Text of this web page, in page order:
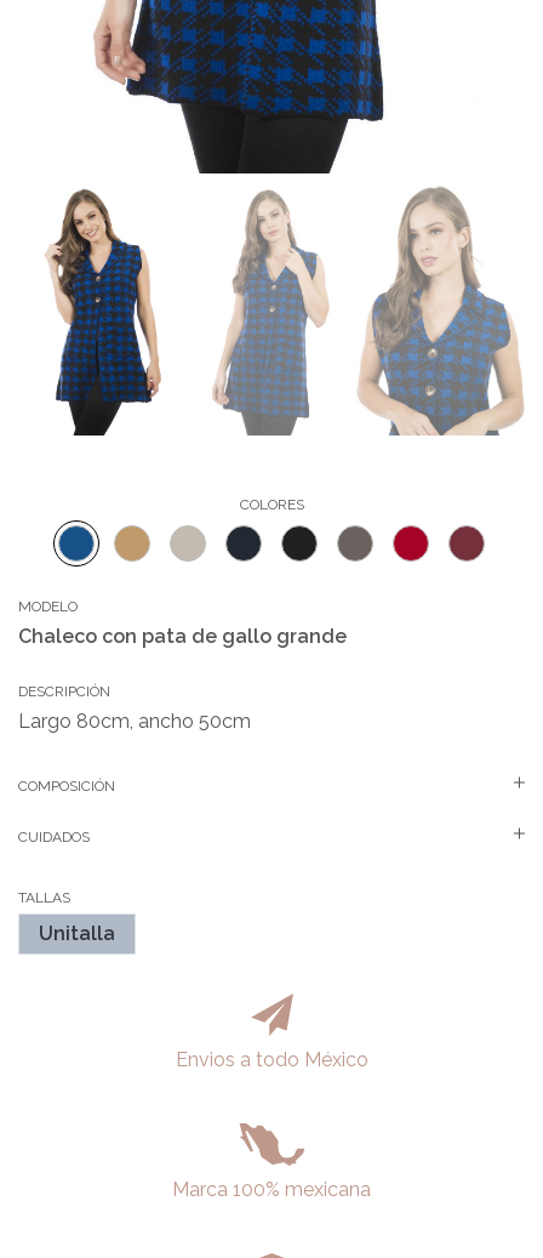
COLORES
MODELO
Chaleco con pata de gallo grande
DESCRIPCIÓN
Largo 80cm, ancho 50cm
COMPOSICIÓN
CUIDADOS
TALLAS
Unitalla
Envios a todo México
Marca 100% mexicana